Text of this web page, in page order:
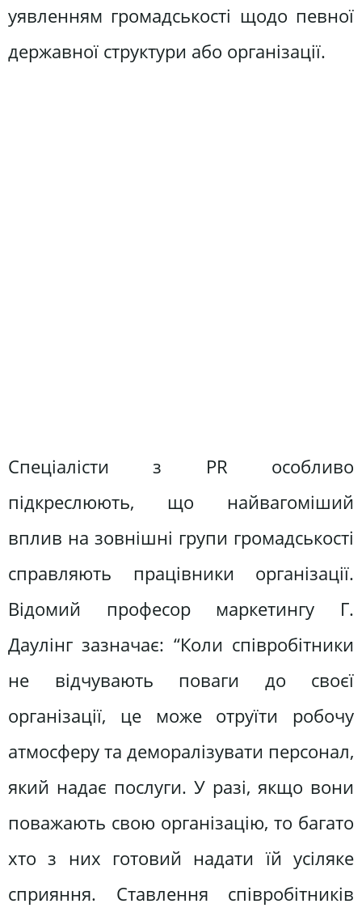
уявленням громадськості щодо певної
державної структури або організації.
Спеціалісти з PR особливо
підкреслюють, що найвагоміший
вплив на зовнішні групи громадськості
справляють працівники організації.
Відомий професор маркетингу Г.
Даулінг зазначає: “Коли співробітники
не відчувають поваги до своєї
організації, це може отруїти робочу
атмосферу та деморалізувати персонал,
який надає послуги. У разі, якщо вони
поважають свою організацію, то багато
хто з них готовий надати їй усіляке
сприяння. Ставлення співробітників